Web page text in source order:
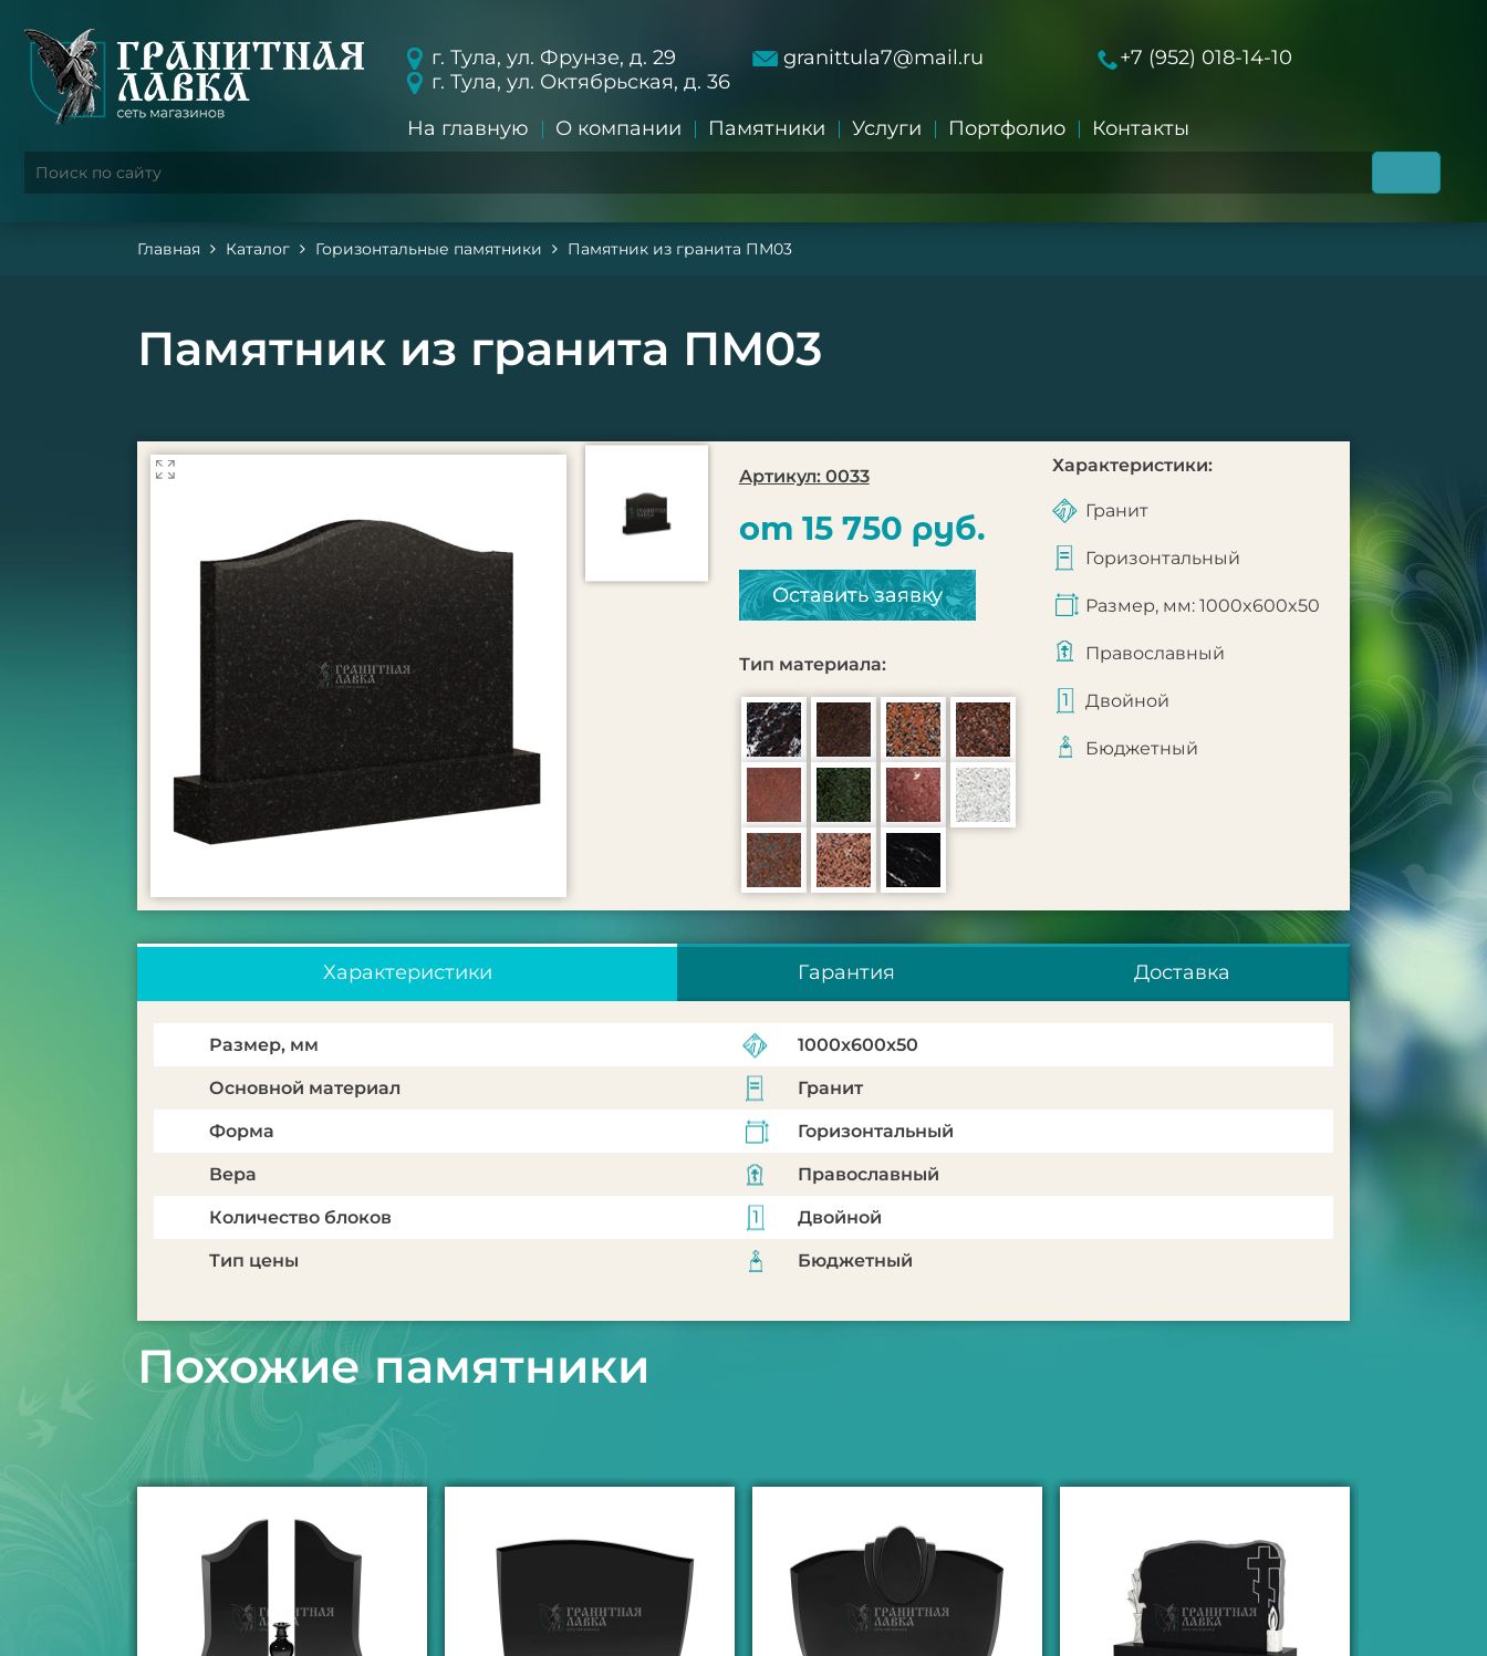
г. Тула, ул. Фрунзе, д. 29
г. Тула, ул. Октябрьская, д. 36
granittula7@mail.ru +7 (952) 018-14-10
На главную О компании Памятники Услуги Портфолио Контакты
Главная Каталог Горизонтальные памятники Памятник из гранита ПМ03
Памятник из гранита ПМ03
Артикул: 0033
от 15 750 руб.
Оставить заявку
Тип материала:
Характеристики:
Гранит
Горизонтальный
Размер, мм: 1000x600x50
Православный
Двойной
Бюджетный
Характеристики Гарантия Доставка
Размер, мм 1000x600x50
Основной материал Гранит
Форма Горизонтальный
Вера Православный
Количество блоков Двойной
Тип цены Бюджетный
Похожие памятники